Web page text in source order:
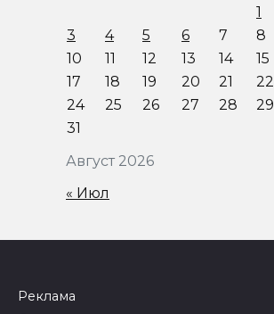
Август 2026
1
3
4 5 6 7 8
10
11 12 13 14 15
17
18 19 20 21 22
24
25 26 27 28 29
31
« Июл
Реклама